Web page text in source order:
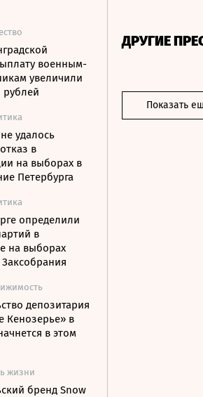
военным-
увеличили
рублей
удалось
в
на выборах в
Петербурга
определили
в
на выборах
Заксобрания
депозитария
Кенозерье» в
в этом
жизни
бренд Snow
ДРУГИЕ
Показать